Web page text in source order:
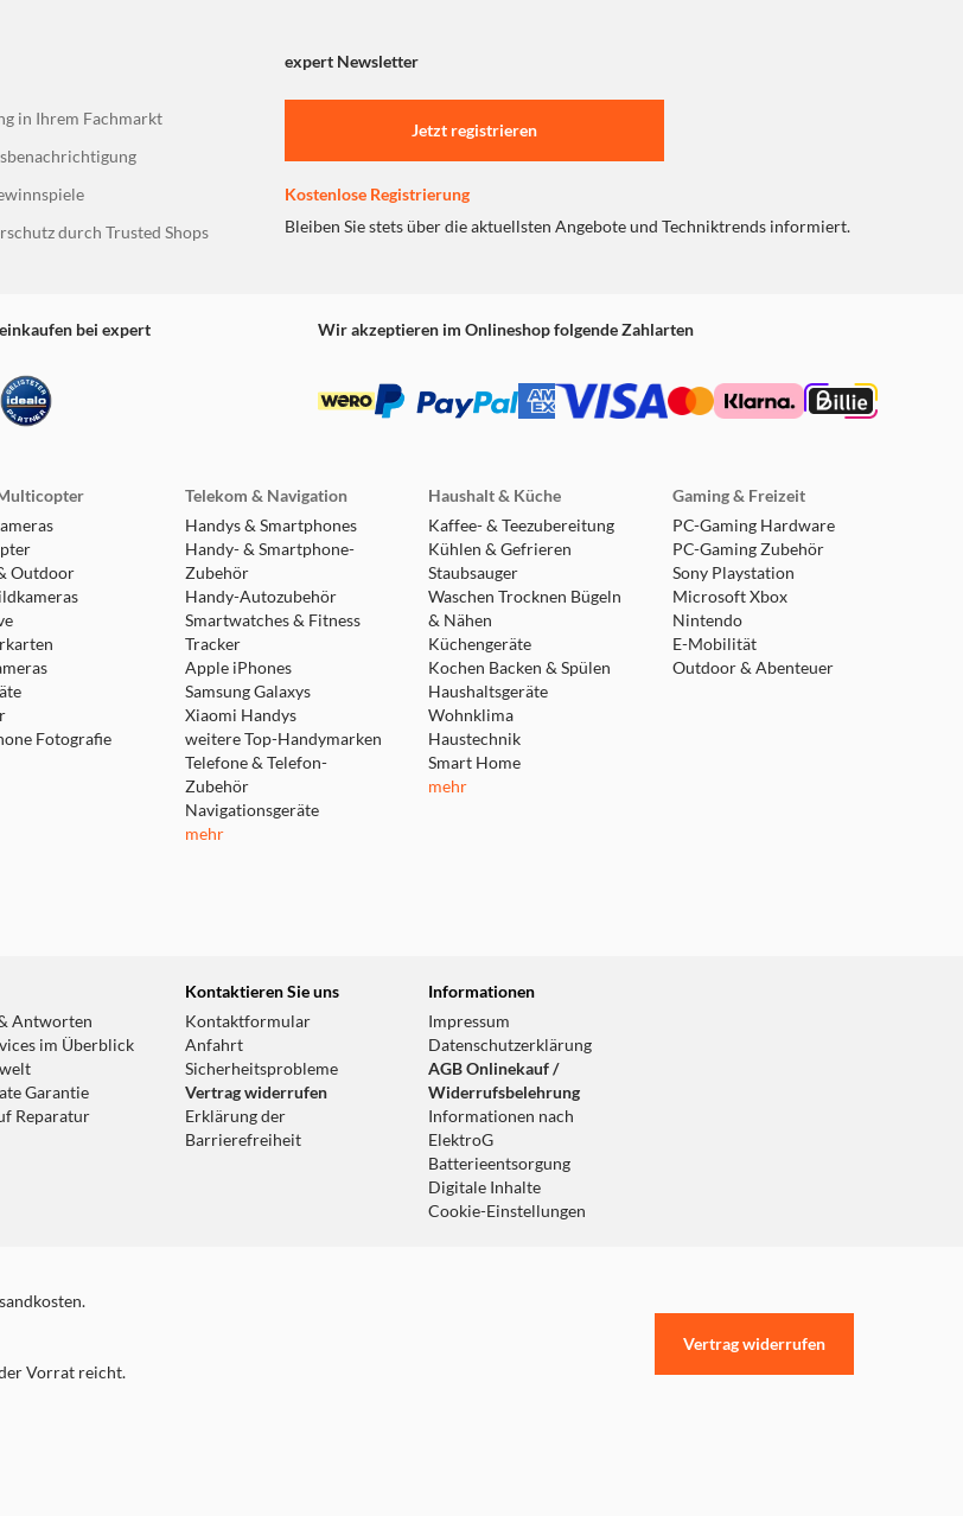
expert Newsletter
in Ihrem Fachmarkt
durch Trusted Shops
Jetzt registrieren
Kostenlose Registrierung
Bleiben Sie stets über die aktuellsten Angebote und Techniktrends informiert.
bei expert Wir akzeptieren im Onlineshop folgende Zahlarten
Outdoor
Fotografie
Telekom & Navigation
Handys & Smartphones
Handy- & Smartphone-
Zubehör
Handy-Autozubehör
Smartwatches & Fitness
Tracker
Apple iPhones
Samsung Galaxys
Xiaomi Handys
weitere Top-Handymarken
Telefone & Telefon-
Zubehör
Navigationsgeräte
mehr
Haushalt & Küche
Kaffee- & Teezubereitung
Kühlen & Gefrieren
Staubsauger
Waschen Trocknen Bügeln
& Nähen
Küchengeräte
Kochen Backen & Spülen
Haushaltsgeräte
Wohnklima
Haustechnik
Smart Home
mehr
Gaming & Freizeit
PC-Gaming Hardware
PC-Gaming Zubehör
Sony Playstation
Microsoft Xbox
Nintendo
E-Mobilität
Outdoor & Abenteuer
Antworten
im Überblick
Garantie
Reparatur
Kontaktieren Sie uns
Kontaktformular
Anfahrt
Sicherheitsprobleme
Vertrag widerrufen
Erklärung der
Barrierefreiheit
Informationen
Impressum
Datenschutzerklärung
AGB Onlinekauf /
Widerrufsbelehrung
Informationen nach
ElektroG
Batterieentsorgung
Digitale Inhalte
Cookie-Einstellungen
Vorrat reicht.
Vertrag widerrufen